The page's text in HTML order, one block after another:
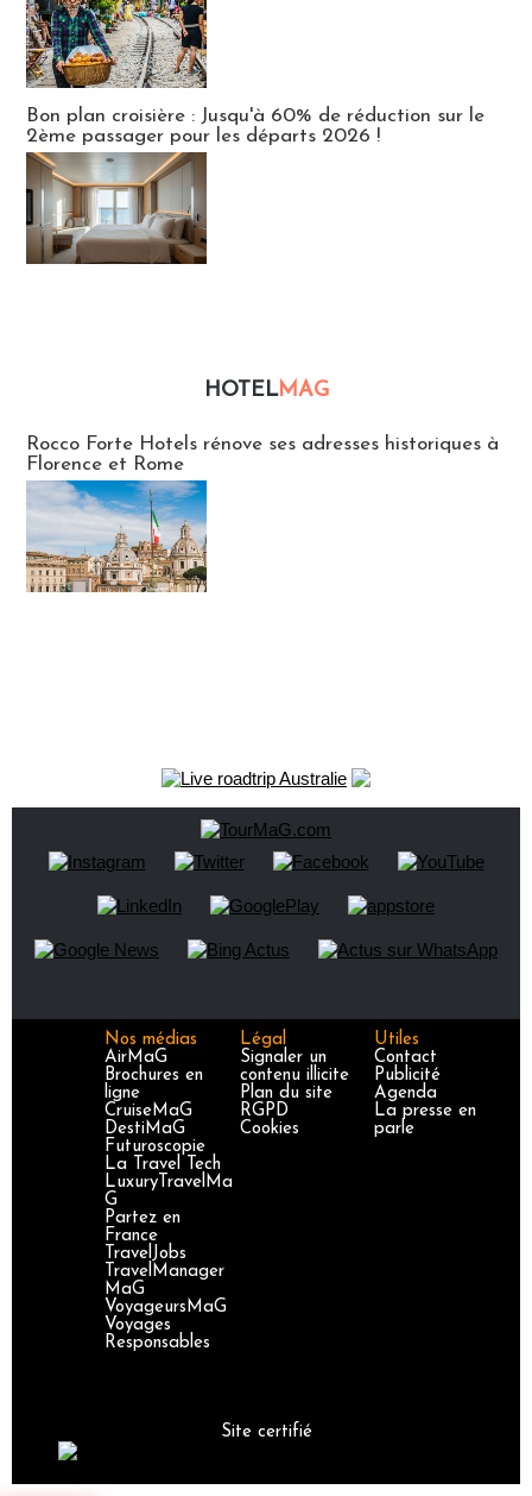
Bon plan croisière : Jusqu'à 60% de réduction sur le
2ème passager pour les départs 2026 !
HOTELMAG
Rocco Forte Hotels rénove ses adresses historiques à
Florence et Rome
Nos médias
AirMaG
Brochures en
ligne
CruiseMaG
DestiMaG
Futuroscopie
La Travel Tech
LuxuryTravelMa
G
Partez en
France
TravelJobs
TravelManager
MaG
VoyageursMaG
Voyages
Responsables
Légal
Signaler un
contenu illicite
Plan du site
RGPD
Cookies
Utiles
Contact
Publicité
Agenda
La presse en
parle
Site certifié